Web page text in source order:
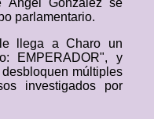
Ángel González se
parlamentario.
llega a Charo un
EMPERADOR", y
múltiples
investigados por